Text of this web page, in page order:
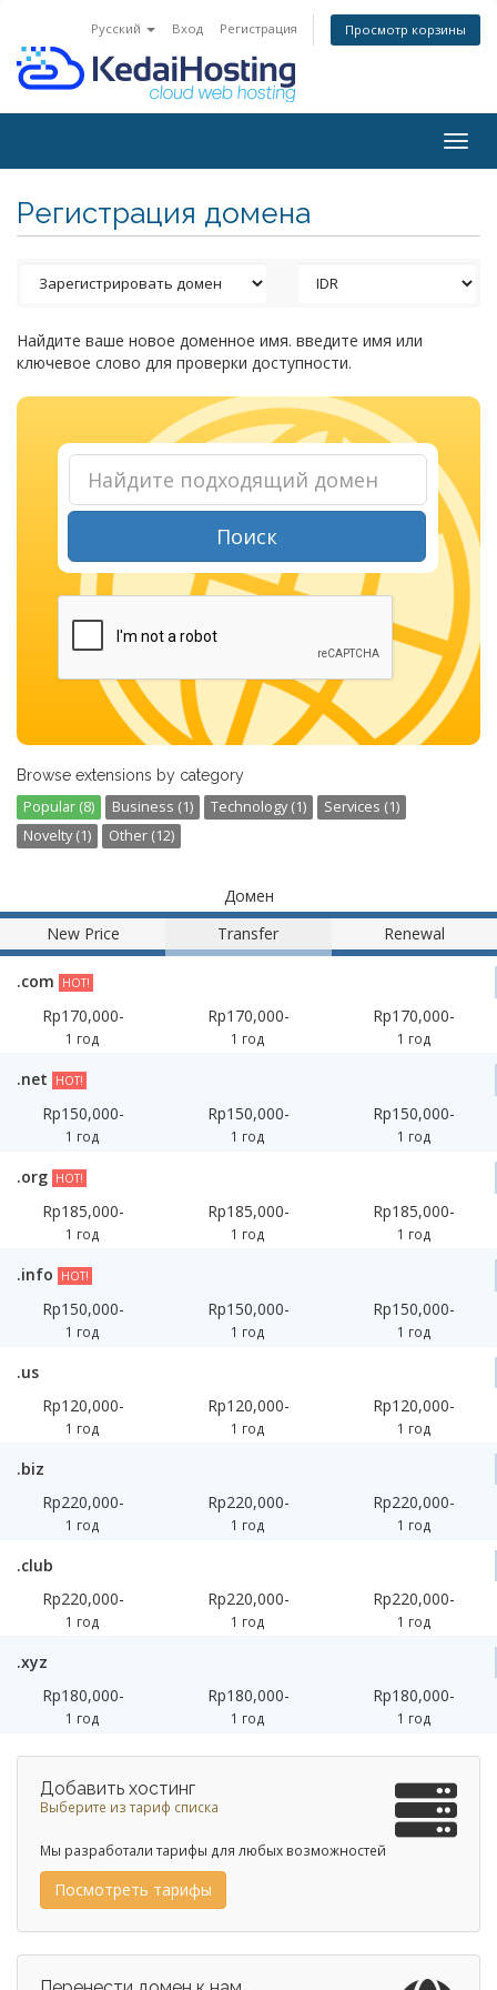
Русский Вход Регистрация Просмотр корзины
Регистрация домена
Найдите ваше новое доменное имя. введите имя или
ключевое слово для проверки доступности.
Поиск
Browse extensions by category
Popular (8) Business (1) Technology (1)
Services (1)
Novelty (1)
Other (12)
Домен
New Price
Transfer Renewal
.com HOT!
Rp170,000-
1 год
Rp170,000-
1 год
Rp170,000-
1 год
.net HOT!
Rp150,000-
1 год
Rp150,000-
1 год
Rp150,000-
1 год
.org HOT!
Rp185,000-
1 год
Rp185,000-
1 год
Rp185,000-
1 год
.info HOT!
Rp150,000-
1 год
Rp150,000-
1 год
Rp150,000-
1 год
.us
Rp120,000-
1 год
Rp120,000-
1 год
Rp120,000-
1 год
.biz
Rp220,000-
1 год
Rp220,000-
1 год
Rp220,000-
1 год
.club
Rp220,000-
1 год
Rp220,000-
1 год
Rp220,000-
1 год
.xyz
Rp180,000-
1 год
Rp180,000-
1 год
Rp180,000-
1 год
Добавить хостинг
Выберите из тариф списка
Мы разработали тарифы для любых возможностей
Посмотреть тарифы